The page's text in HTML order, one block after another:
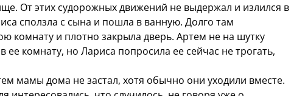
От этих судорожных движений не выдержал и излился в
сползла с сына и пошла в ванную. Долго там
комнату и плотно закрыла дверь. Артем не на шутку
ее комнату, но Лариса попросила ее сейчас не трогать,
мамы дома не застал, хотя обычно они уходили вместе.